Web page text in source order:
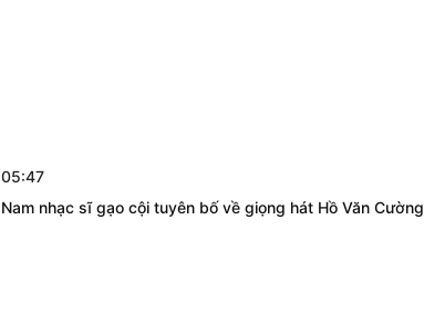
05:47
Nam nhạc sĩ gạo cội tuyên bố về giọng hát Hồ Văn Cường